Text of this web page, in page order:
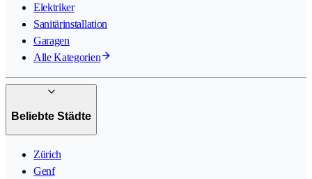
Elektriker
Sanitärinstallation
Garagen
Alle Kategorien
Beliebte Städte
Zürich
Genf